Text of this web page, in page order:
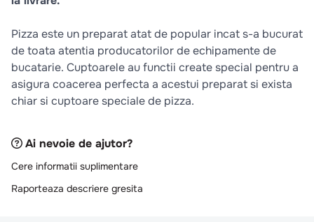
Pizza este un preparat atat de popular incat s-a bucurat
de toata atentia producatorilor de echipamente de
bucatarie. Cuptoarele au functii create special pentru a
asigura coacerea perfecta a acestui preparat si exista
chiar si cuptoare speciale de pizza.
Ai nevoie de ajutor?
Cere informatii suplimentare
Raporteaza descriere gresita